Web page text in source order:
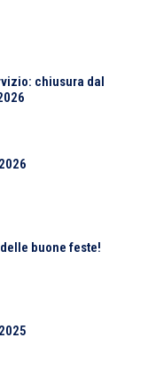
chiusura dal
buone feste!